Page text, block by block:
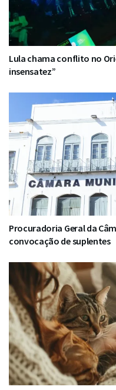
Lula chama conflito no
insensatez”
Procuradoria Geral da
convocação de suplentes